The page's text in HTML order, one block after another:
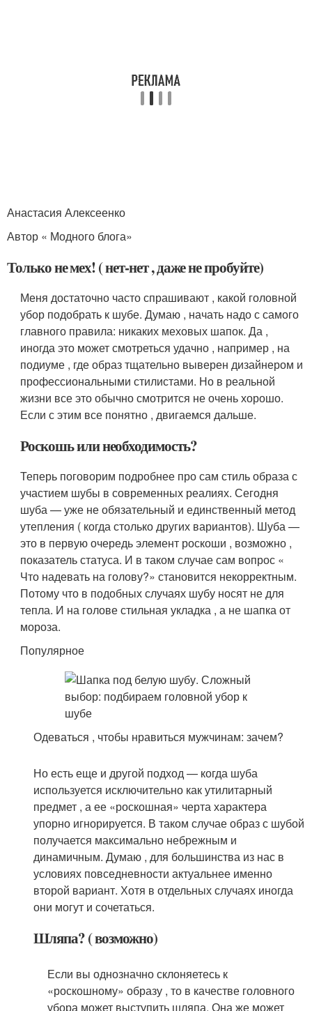
Анастасия Алексеенко
Автор « Модного блога»
Только не мех! ( нет-нет , даже не пробуйте)
Меня достаточно часто спрашивают , какой головной
убор подобрать к шубе. Думаю , начать надо с самого
главного правила: никаких меховых шапок. Да ,
иногда это может смотреться удачно , например , на
подиуме , где образ тщательно выверен дизайнером и
профессиональными стилистами. Но в реальной
жизни все это обычно смотрится не очень хорошо.
Если с этим все понятно , двигаемся дальше.
Роскошь или необходимость?
Теперь поговорим подробнее про сам стиль образа с
участием шубы в современных реалиях. Сегодня
шуба — уже не обязательный и единственный метод
утепления ( когда столько других вариантов). Шуба —
это в первую очередь элемент роскоши , возможно ,
показатель статуса. И в таком случае сам вопрос «
Что надевать на голову?» становится некорректным.
Потому что в подобных случаях шубу носят не для
тепла. И на голове стильная укладка , а не шапка от
мороза.
Популярное
Одеваться , чтобы нравиться мужчинам: зачем?
Но есть еще и другой подход — когда шуба
используется исключительно как утилитарный
предмет , а ее «роскошная» черта характера
упорно игнорируется. В таком случае образ с шубой
получается максимально небрежным и
динамичным. Думаю , для большинства из нас в
условиях повседневности актуальнее именно
второй вариант. Хотя в отдельных случаях иногда
они могут и сочетаться.
Шляпа? ( возможно)
Если вы однозначно склоняетесь к
«роскошному» образу , то в качестве головного
убора может выступить шляпа. Она же может